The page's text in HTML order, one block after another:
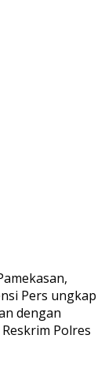
Pers ungkap
dengan
Polres